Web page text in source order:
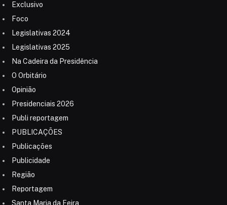
Exclusivo
Foco
Legislativas 2024
Legislativas 2025
Na Cadeira da Presidência
O Orbitário
Opinião
Presidenciais 2026
Publi reportagem
PUBLICAÇÕES
Publicações
Publicidade
Região
Reportagem
Santa Maria da Feira